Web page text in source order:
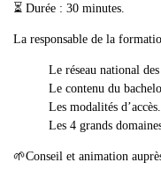
⏳ Durée : 30 minutes.
La responsable de la
Le réseau national
Le contenu du
Les modalités d’accès.
Les 4 grands
🌱Conseil et animation